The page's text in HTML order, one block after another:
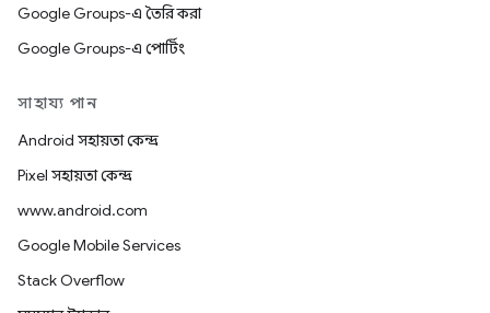
Google Groups-এ তৈরি করা
Google Groups-এ পোর্টিং
সাহায্য পান
Android সহায়তা কেন্দ্র
Pixel সহায়তা কেন্দ্র
www.android.com
Google Mobile Services
Stack Overflow